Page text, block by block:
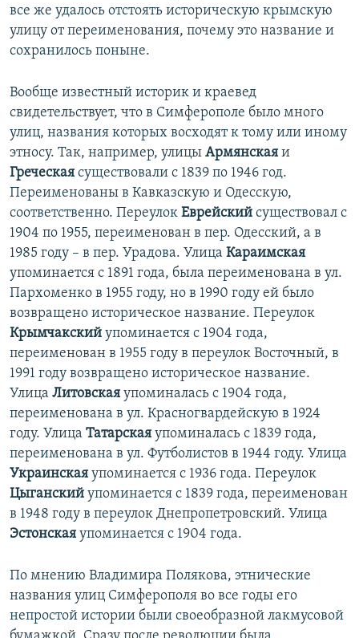
все же удалось отстоять историческую крымскую
улицу от переименования, почему это название и
сохранилось поныне.
Вообще известный историк и краевед
свидетельствует, что в Симферополе было много
улиц, названия которых восходят к тому или иному
этносу. Так, например, улицы Армянская и
Греческая существовали с 1839 по 1946 год.
Переименованы в Кавказскую и Одесскую,
соответственно. Переулок Еврейский существовал с
1904 по 1955, переименован в пер. Одесский, а в
1985 году – в пер. Урадова. Улица Караимская
упоминается с 1891 года, была переименована в ул.
Пархоменко в 1955 году, но в 1990 году ей было
возвращено историческое название. Переулок
Крымчакский упоминается с 1904 года,
переименован в 1955 году в переулок Восточный, в
1991 году возвращено историческое название.
Улица Литовская упоминалась с 1904 года,
переименована в ул. Красногвардейскую в 1924
году. Улица Татарская упоминалась с 1839 года,
переименована в ул. Футболистов в 1944 году. Улица
Украинская упоминается с 1936 года. Переулок
Цыганский упоминается с 1839 года, переименован
в 1948 году в переулок Днепропетровский. Улица
Эстонская упоминается с 1904 года.
По мнению Владимира Полякова, этнические
названия улиц Симферополя во все годы его
непростой истории были своеобразной лакмусовой